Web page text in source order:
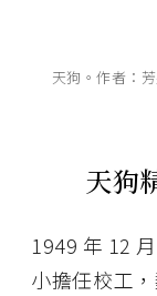
天狗。作者：
天狗
1949 年 12
小擔任校工